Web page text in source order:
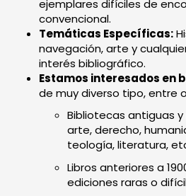
ejemplares difíciles de
convencional.
Temáticas Específicas:
navegación, arte y
interés bibliográfico.
Estamos interesados en
de muy diverso tipo, entre
Bibliotecas antiguas
arte, derecho,
teología, literatura,
Libros anteriores a
ediciones raras o